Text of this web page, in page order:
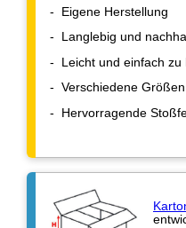
- Eigene Herstellung
- Langlebig und
- Leicht und einfach zu
- Verschiedene
- Hervorragende